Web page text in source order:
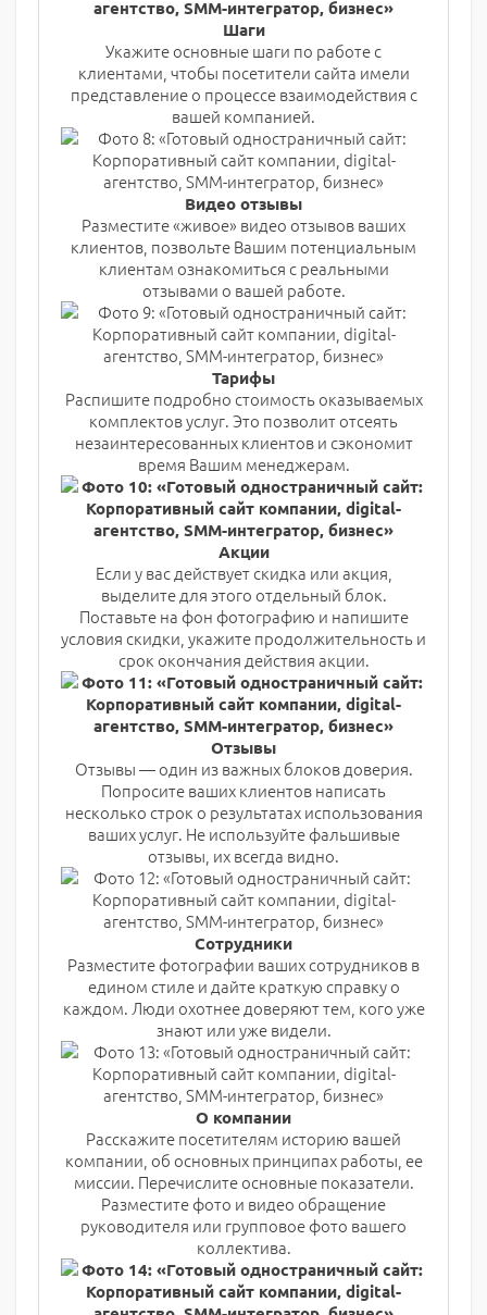
Шаги
Укажите основные шаги по работе с
клиентами, чтобы посетители сайта имели
представление о процессе взаимодействия с
вашей компанией.
Видео отзывы
Разместите «живое» видео отзывов ваших
клиентов, позвольте Вашим потенциальным
клиентам ознакомиться с реальными
отзывами о вашей работе.
Тарифы
Распишите подробно стоимость оказываемых
комплектов услуг. Это позволит отсеять
незаинтересованных клиентов и сэкономит
время Вашим менеджерам.
Акции
Если у вас действует скидка или акция,
выделите для этого отдельный блок.
Поставьте на фон фотографию и напишите
условия скидки, укажите продолжительность и
срок окончания действия акции.
Отзывы
Отзывы — один из важных блоков доверия.
Попросите ваших клиентов написать
несколько строк о результатах использования
ваших услуг. Не используйте фальшивые
отзывы, их всегда видно.
Сотрудники
Разместите фотографии ваших сотрудников в
едином стиле и дайте краткую справку о
каждом. Люди охотнее доверяют тем, кого уже
знают или уже видели.
О компании
Расскажите посетителям историю вашей
компании, об основных принципах работы, ее
миссии. Перечислите основные показатели.
Разместите фото и видео обращение
руководителя или групповое фото вашего
коллектива.